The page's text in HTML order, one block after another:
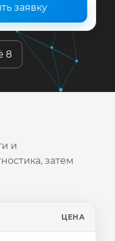
заявку
8
и
затем
ЦЕНА